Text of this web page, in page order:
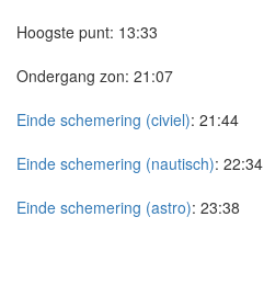
Hoogste punt: 13:33
Ondergang zon: 21:07
Einde schemering (civiel): 21:44
Einde schemering (nautisch): 22:34
Einde schemering (astro): 23:38